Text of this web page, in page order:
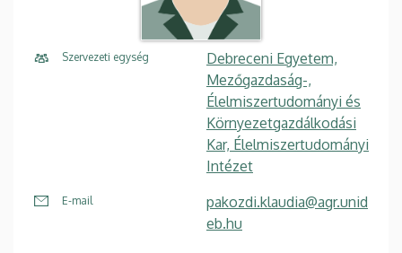
Szervezeti egység
Debreceni Egyetem,
Mezőgazdaság-,
Élelmiszertudományi és
Környezetgazdálkodási
Kar, Élelmiszertudományi
Intézet
E-mail
pakozdi.klaudia@agr.unid
eb.hu